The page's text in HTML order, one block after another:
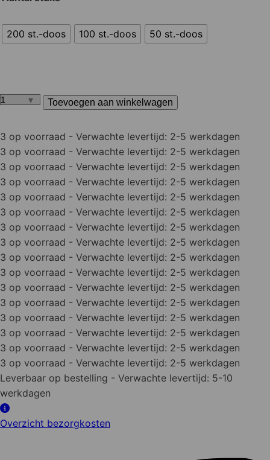
200 st.-doos 100 st.-doos 50 st.-doos
Slotbouten
moer
aantal
Toevoegen aan winkelwagen
3 op voorraad - Verwachte levertijd: 2-5 werkdagen
3 op voorraad - Verwachte levertijd: 2-5 werkdagen
3 op voorraad - Verwachte levertijd: 2-5 werkdagen
3 op voorraad - Verwachte levertijd: 2-5 werkdagen
3 op voorraad - Verwachte levertijd: 2-5 werkdagen
3 op voorraad - Verwachte levertijd: 2-5 werkdagen
3 op voorraad - Verwachte levertijd: 2-5 werkdagen
3 op voorraad - Verwachte levertijd: 2-5 werkdagen
3 op voorraad - Verwachte levertijd: 2-5 werkdagen
3 op voorraad - Verwachte levertijd: 2-5 werkdagen
3 op voorraad - Verwachte levertijd: 2-5 werkdagen
3 op voorraad - Verwachte levertijd: 2-5 werkdagen
3 op voorraad - Verwachte levertijd: 2-5 werkdagen
3 op voorraad - Verwachte levertijd: 2-5 werkdagen
3 op voorraad - Verwachte levertijd: 2-5 werkdagen
3 op voorraad - Verwachte levertijd: 2-5 werkdagen
Leverbaar op bestelling - Verwachte levertijd: 5-10
werkdagen
Overzicht bezorgkosten